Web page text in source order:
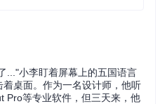
..."小李盯着屏幕上的五国语言
桌面。作为一名设计师，他听
Pro等专业软件，但三天来，他